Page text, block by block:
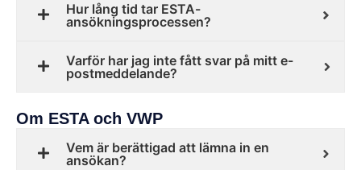
Hur lång tid tar ESTA-
ansökningsprocessen?
Varför har jag inte fått svar på mitt e-
postmeddelande?
Om ESTA och VWP
Vem är berättigad att lämna in en
ansökan?